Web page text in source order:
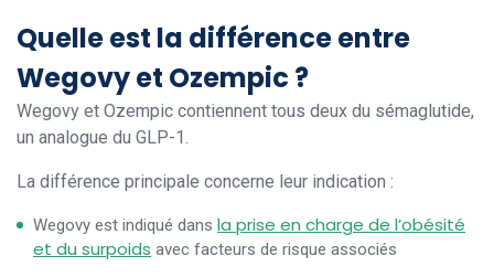
Quelle est la différence entre
Wegovy et Ozempic ?
Wegovy et Ozempic contiennent tous deux du sémaglutide,
un analogue du GLP-1.
La différence principale concerne leur indication :
Wegovy est indiqué dans la prise en charge de l’obésité
et du surpoids avec facteurs de risque associés